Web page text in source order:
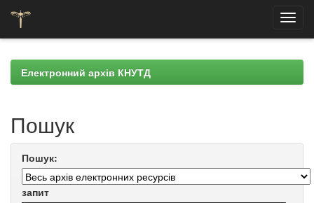
navigationЕлектронний архів КНУТД
Пошук
Пошук:
запит